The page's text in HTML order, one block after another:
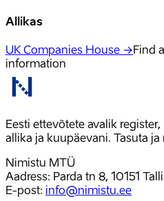
Allikas
UK Companies House →Find
information
Eesti ettevõtete avalik
allika ja kuupäevani. Tasuta
Nimistu MTÜ
Aadress: Parda tn 8, 10151
E-post: info@nimistu.ee